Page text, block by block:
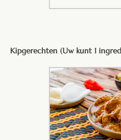
Kipgerechten (Uw kunt 1